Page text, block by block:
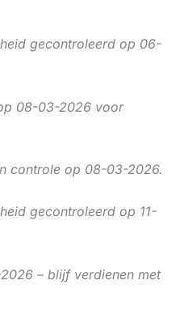
gecontroleerd op 06-
08-03-2026 voor
controle op 08-03-2026.
gecontroleerd op 11-
– blijf verdienen met